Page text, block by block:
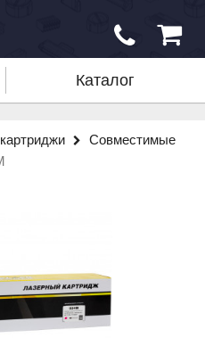
Каталог
Совместимые